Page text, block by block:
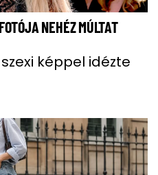
NEHÉZ MÚLTAT
képpel idézte